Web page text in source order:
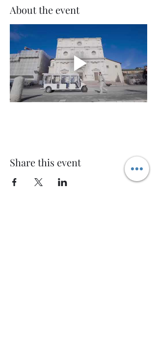
About the event
Share this event